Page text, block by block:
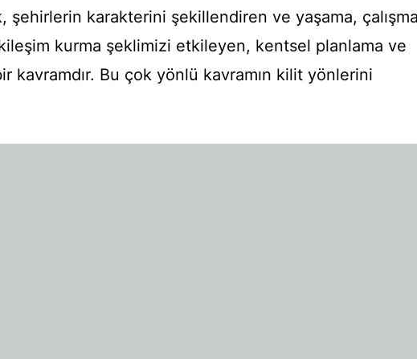
şehirlerin karakterini şekillendiren ve yaşama,
kurma şeklimizi etkileyen, kentsel planlama ve
kavramdır. Bu çok yönlü kavramın kilit yönlerini